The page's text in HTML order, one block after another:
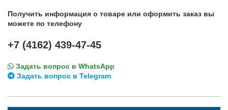
Получить информация о товаре или оформить заказ вы
можете по телефону
+7 (4162) 439-47-45
Задать вопрос в WhatsApp
Задать вопрос в Telegram